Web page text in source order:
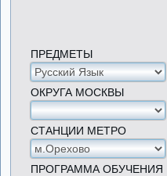
ПРЕДМЕТЫ
ОКРУГА МОСКВЫ
СТАНЦИИ МЕТРО
ПРОГРАММА ОБУЧЕНИЯ